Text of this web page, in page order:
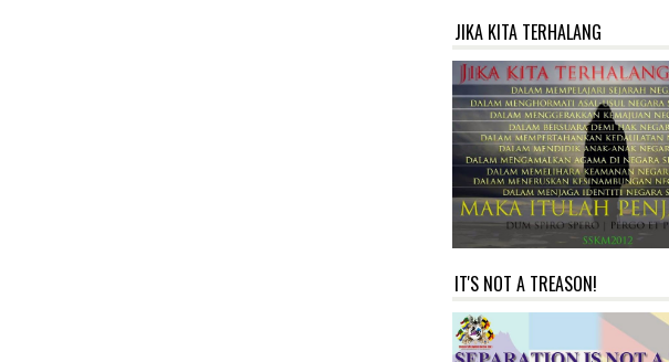
JIKA KITA TERHALANG
IT'S NOT A TREASON!